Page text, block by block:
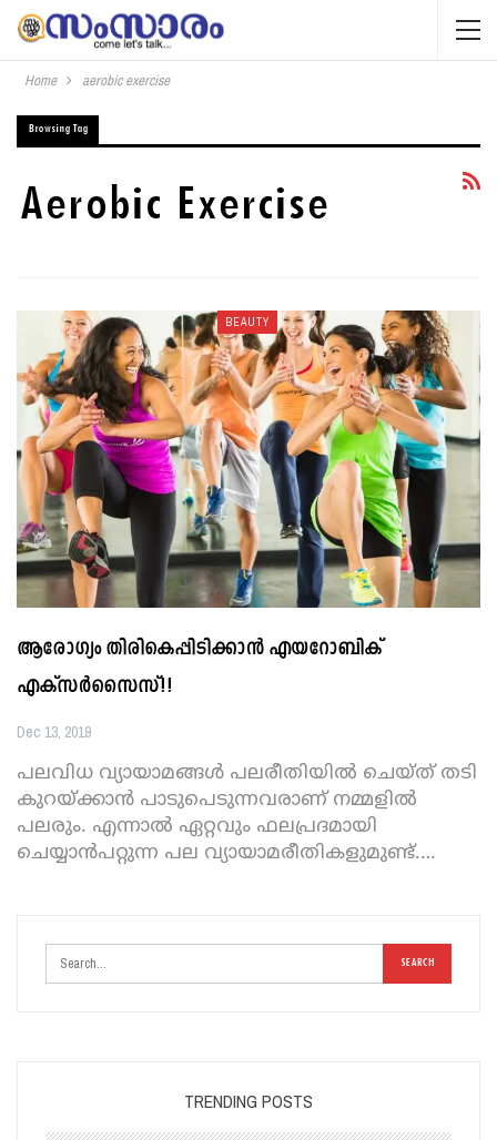
Home aerobic exercise
Browsing Tag
Aerobic Exercise
BEAUTY
ആരോഗ്യം തിരികെപ്പിടിക്കാന്‍ എയറോബിക്
എക്‌സര്‍സൈസ്!!
Dec 13, 2019
പലവിധ വ്യായാമങ്ങള്‍ പലരീതിയില്‍ ചെയ്ത് തടി
കുറയ്ക്കാന്‍ പാടുപെടുന്നവരാണ് നമ്മളില്‍
പലരും. എന്നാല്‍ ഏറ്റവും ഫലപ്രദമായി
ചെയ്യാന്‍പറ്റുന്ന പല വ്യായാമരീതികളുമുണ്ട്.…
TRENDING POSTS